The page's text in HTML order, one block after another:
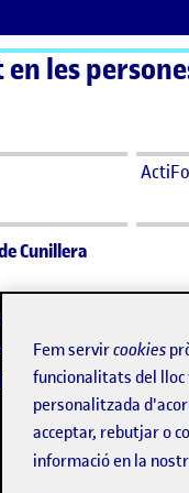
les
Cunillera
1 Disseny Universal
Fem servircookies
funcionalitats del
personalitzada
acceptar, rebutjar o
informació en la